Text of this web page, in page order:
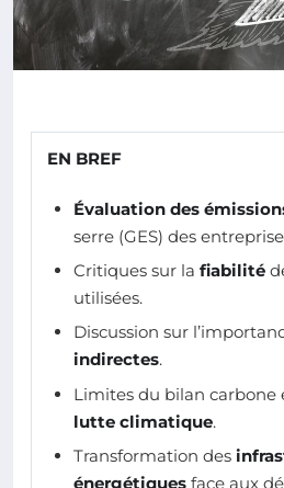
EN BREF
Évaluation des
serre (GES) des
Critiques sur la fiabilité
utilisées.
Discussion sur
indirectes.
Limites du bilan carbone
lutte climatique.
Transformation des
énergétiques face aux